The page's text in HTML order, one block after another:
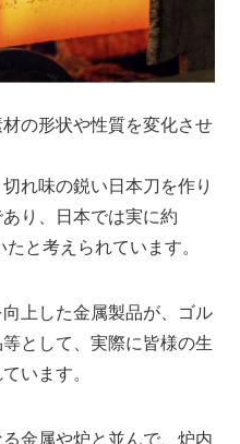
の形状や性質を変化させ
れ味の鋭い日本刀を作り
り、日本では実に約
と考えられています。
上した金属製品が、ゴル
として、実際に皆様の生
います。
金属や炉と並んで、炉内